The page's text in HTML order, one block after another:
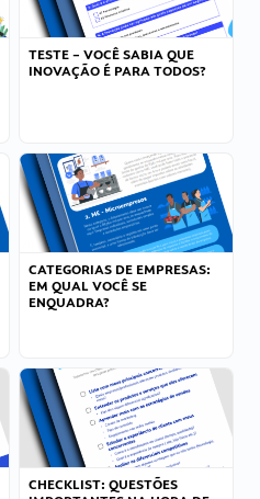
TESTE – VOCÊ SABIA QUE
INOVAÇÃO É PARA TODOS?
CATEGORIAS DE EMPRESAS:
EM QUAL VOCÊ SE
ENQUADRA?
CHECKLIST: QUESTÕES